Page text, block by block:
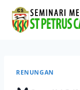
content
RENUNGAN